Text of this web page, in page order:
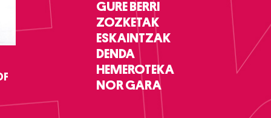
GURE BERRI
ZOZKETAK
ESKAINTZAK
DENDA
HEMEROTEKA
NOR GARA